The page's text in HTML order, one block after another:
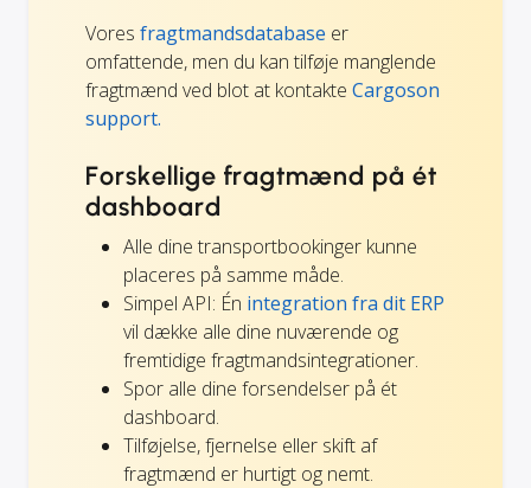
Vores fragtmandsdatabase er
omfattende, men du kan tilføje manglende
fragtmænd ved blot at kontakte Cargoson
support.
Forskellige fragtmænd på ét
dashboard
Alle dine transportbookinger kunne
placeres på samme måde.
Simpel API: Én integration fra dit ERP
vil dække alle dine nuværende og
fremtidige fragtmandsintegrationer.
Spor alle dine forsendelser på ét
dashboard.
Tilføjelse, fjernelse eller skift af
fragtmænd er hurtigt og nemt.